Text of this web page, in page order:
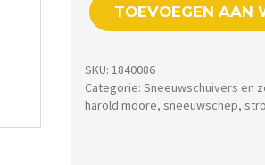
Moore
TOEVOEGEN AAN
SKU:1840086
Categorie:Sneeuwschuivers en
harold moore,sneeuwschep,